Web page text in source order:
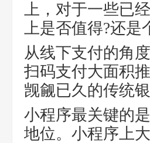
上，对于一些已
上是否值得?还是
从线下支付的角
扫码支付大面积
觊觎已久的传统
小程序最关键的
地位。小程序上